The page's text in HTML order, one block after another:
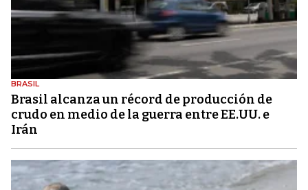
BRASIL
Brasil alcanza un récord de producción de
crudo en medio de la guerra entre EE.UU. e
Irán